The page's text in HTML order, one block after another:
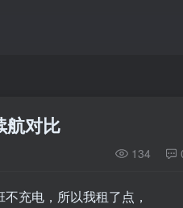
航对比
134
充电，所以我租了点，